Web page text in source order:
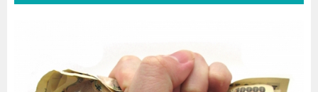
ャットレディはメールのみでも稼げるチャッ
トレディというとパソコンを使って、映像配
信しながら稼ぐイメー...